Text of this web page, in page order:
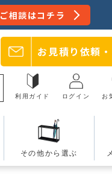
ご相談はコチラ
お見積り依頼・
利用ガイド ログイン お
その他から選ぶ